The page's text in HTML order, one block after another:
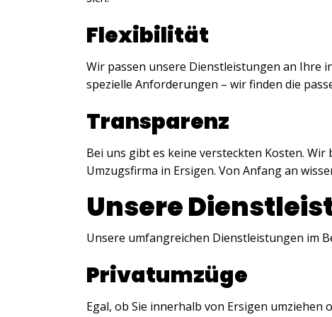
Flexibilität
Wir passen unsere Dienstleistungen an Ihre
spezielle Anforderungen – wir finden die
Transparenz
Bei uns gibt es keine versteckten Kosten.
Umzugsfirma in Ersigen. Von Anfang an
Unsere
Unsere umfangreichen Dienstleistungen im
Privatumzüge
Egal, ob Sie innerhalb von Ersigen umziehen